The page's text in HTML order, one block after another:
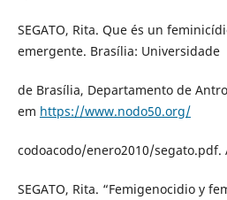
SEGATO, Rita. Que és un
emergente. Brasília: Universidade
de Brasília, Departamento de
em https://www.nodo50.org/
codoacodo/enero2010/segato.pdf.
SEGATO, Rita. “Femigenocidio y